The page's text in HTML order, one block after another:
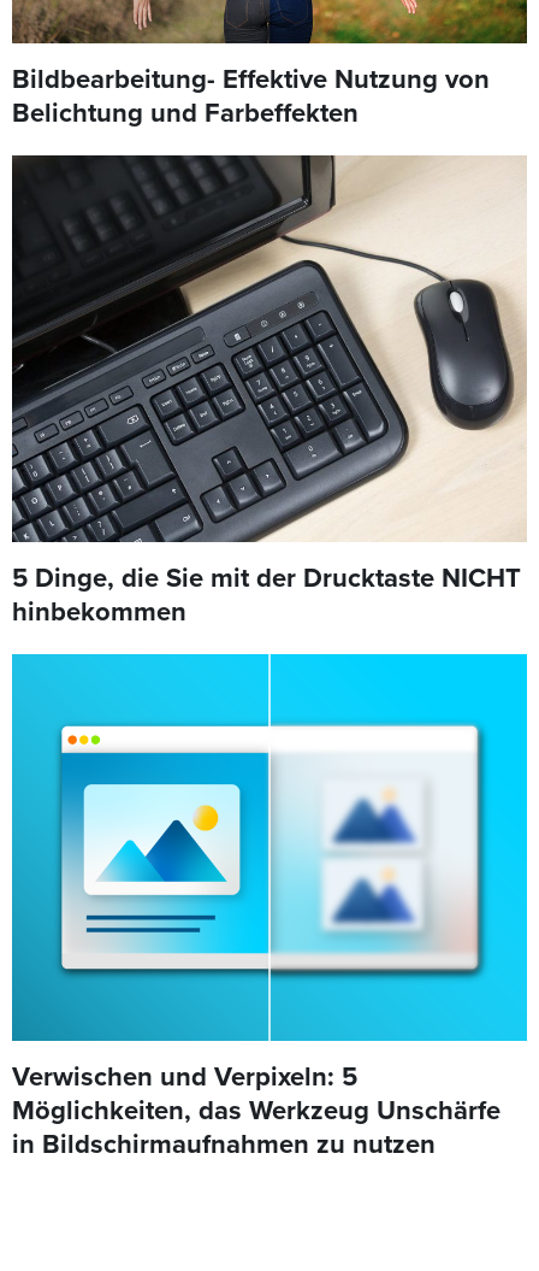
Bildbearbeitung- Effektive Nutzung von
Belichtung und Farbeffekten
5 Dinge, die Sie mit der Drucktaste NICHT
hinbekommen
Verwischen und Verpixeln: 5
Möglichkeiten, das Werkzeug Unschärfe
in Bildschirmaufnahmen zu nutzen